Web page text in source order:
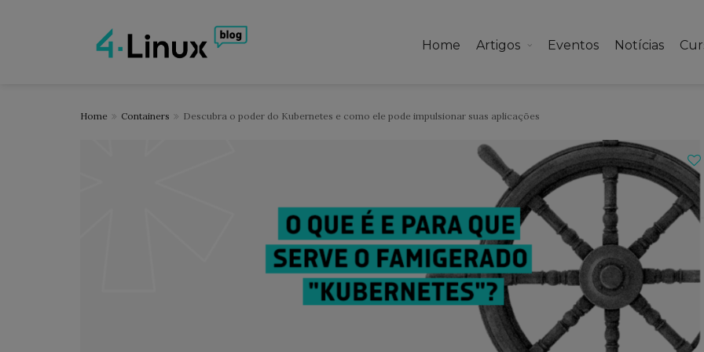
Home Artigos Eventos Notícias
Home Containers Descubra o poder do Kubernetes e como ele pode impulsionar suas aplicações